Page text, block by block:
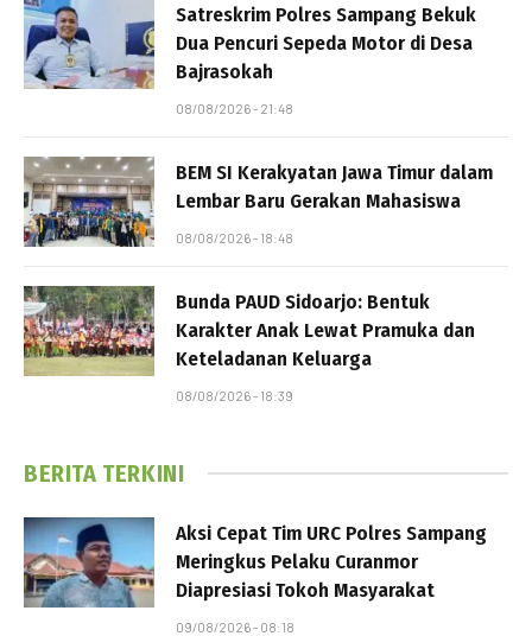
Satreskrim Polres Sampang Bekuk
Dua Pencuri Sepeda Motor di Desa
Bajrasokah
08/08/2026 - 21:48
BEM SI Kerakyatan Jawa Timur dalam
Lembar Baru Gerakan Mahasiswa
08/08/2026 - 18:48
Bunda PAUD Sidoarjo: Bentuk
Karakter Anak Lewat Pramuka dan
Keteladanan Keluarga
08/08/2026 - 18:39
BERITA TERKINI
Aksi Cepat Tim URC Polres Sampang
Meringkus Pelaku Curanmor
Diapresiasi Tokoh Masyarakat
09/08/2026 - 08:18